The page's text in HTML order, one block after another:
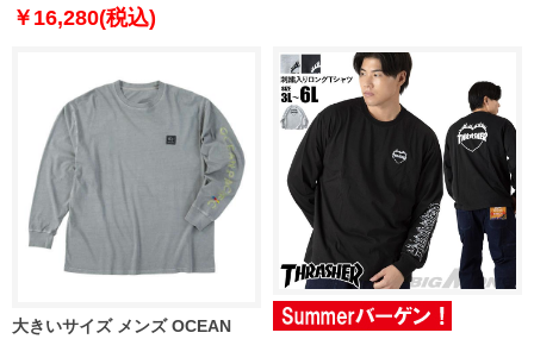
ラック 1278-5352-2 3XL 4XL
￥16,280(税込)
大きいサイズ メンズ OCEAN